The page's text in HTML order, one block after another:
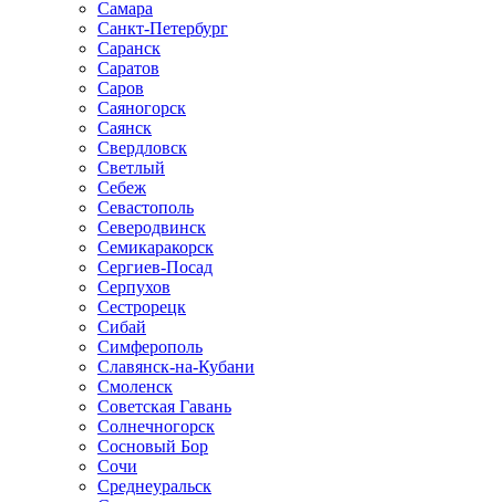
Самара
Санкт-Петербург
Саранск
Саратов
Саров
Саяногорск
Саянск
Свердловск
Светлый
Себеж
Севастополь
Северодвинск
Семикаракорск
Сергиев-Посад
Серпухов
Сестрорецк
Сибай
Симферополь
Славянск-на-Кубани
Смоленск
Советская Гавань
Солнечногорск
Сосновый Бор
Сочи
Среднеуральск